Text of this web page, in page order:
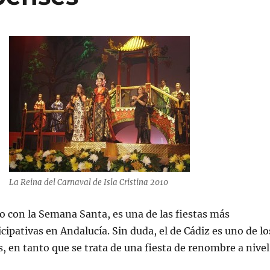
La Reina del Carnaval de Isla Cristina 2010
con la Semana Santa, es una de las fiestas más
en Andalucía. Sin duda, el de Cádiz es uno de
en tanto que se trata de una fiesta de renombre a nivel